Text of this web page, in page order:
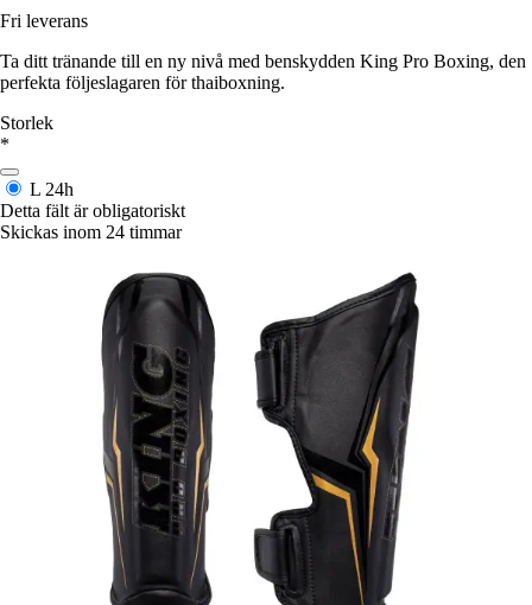
Fri leverans
Ta ditt tränande till en ny nivå med benskydden King Pro Boxing, den
perfekta följeslagaren för thaiboxning.
Storlek
*
L 24h
Detta fält är obligatoriskt
Skickas inom 24 timmar